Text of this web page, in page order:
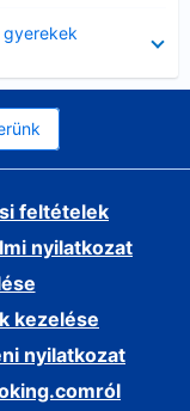
feltételek
nyilatkozat
kezelése
nyilatkozat